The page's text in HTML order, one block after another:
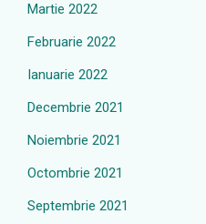
Martie 2022
Februarie 2022
Ianuarie 2022
Decembrie 2021
Noiembrie 2021
Octombrie 2021
Septembrie 2021